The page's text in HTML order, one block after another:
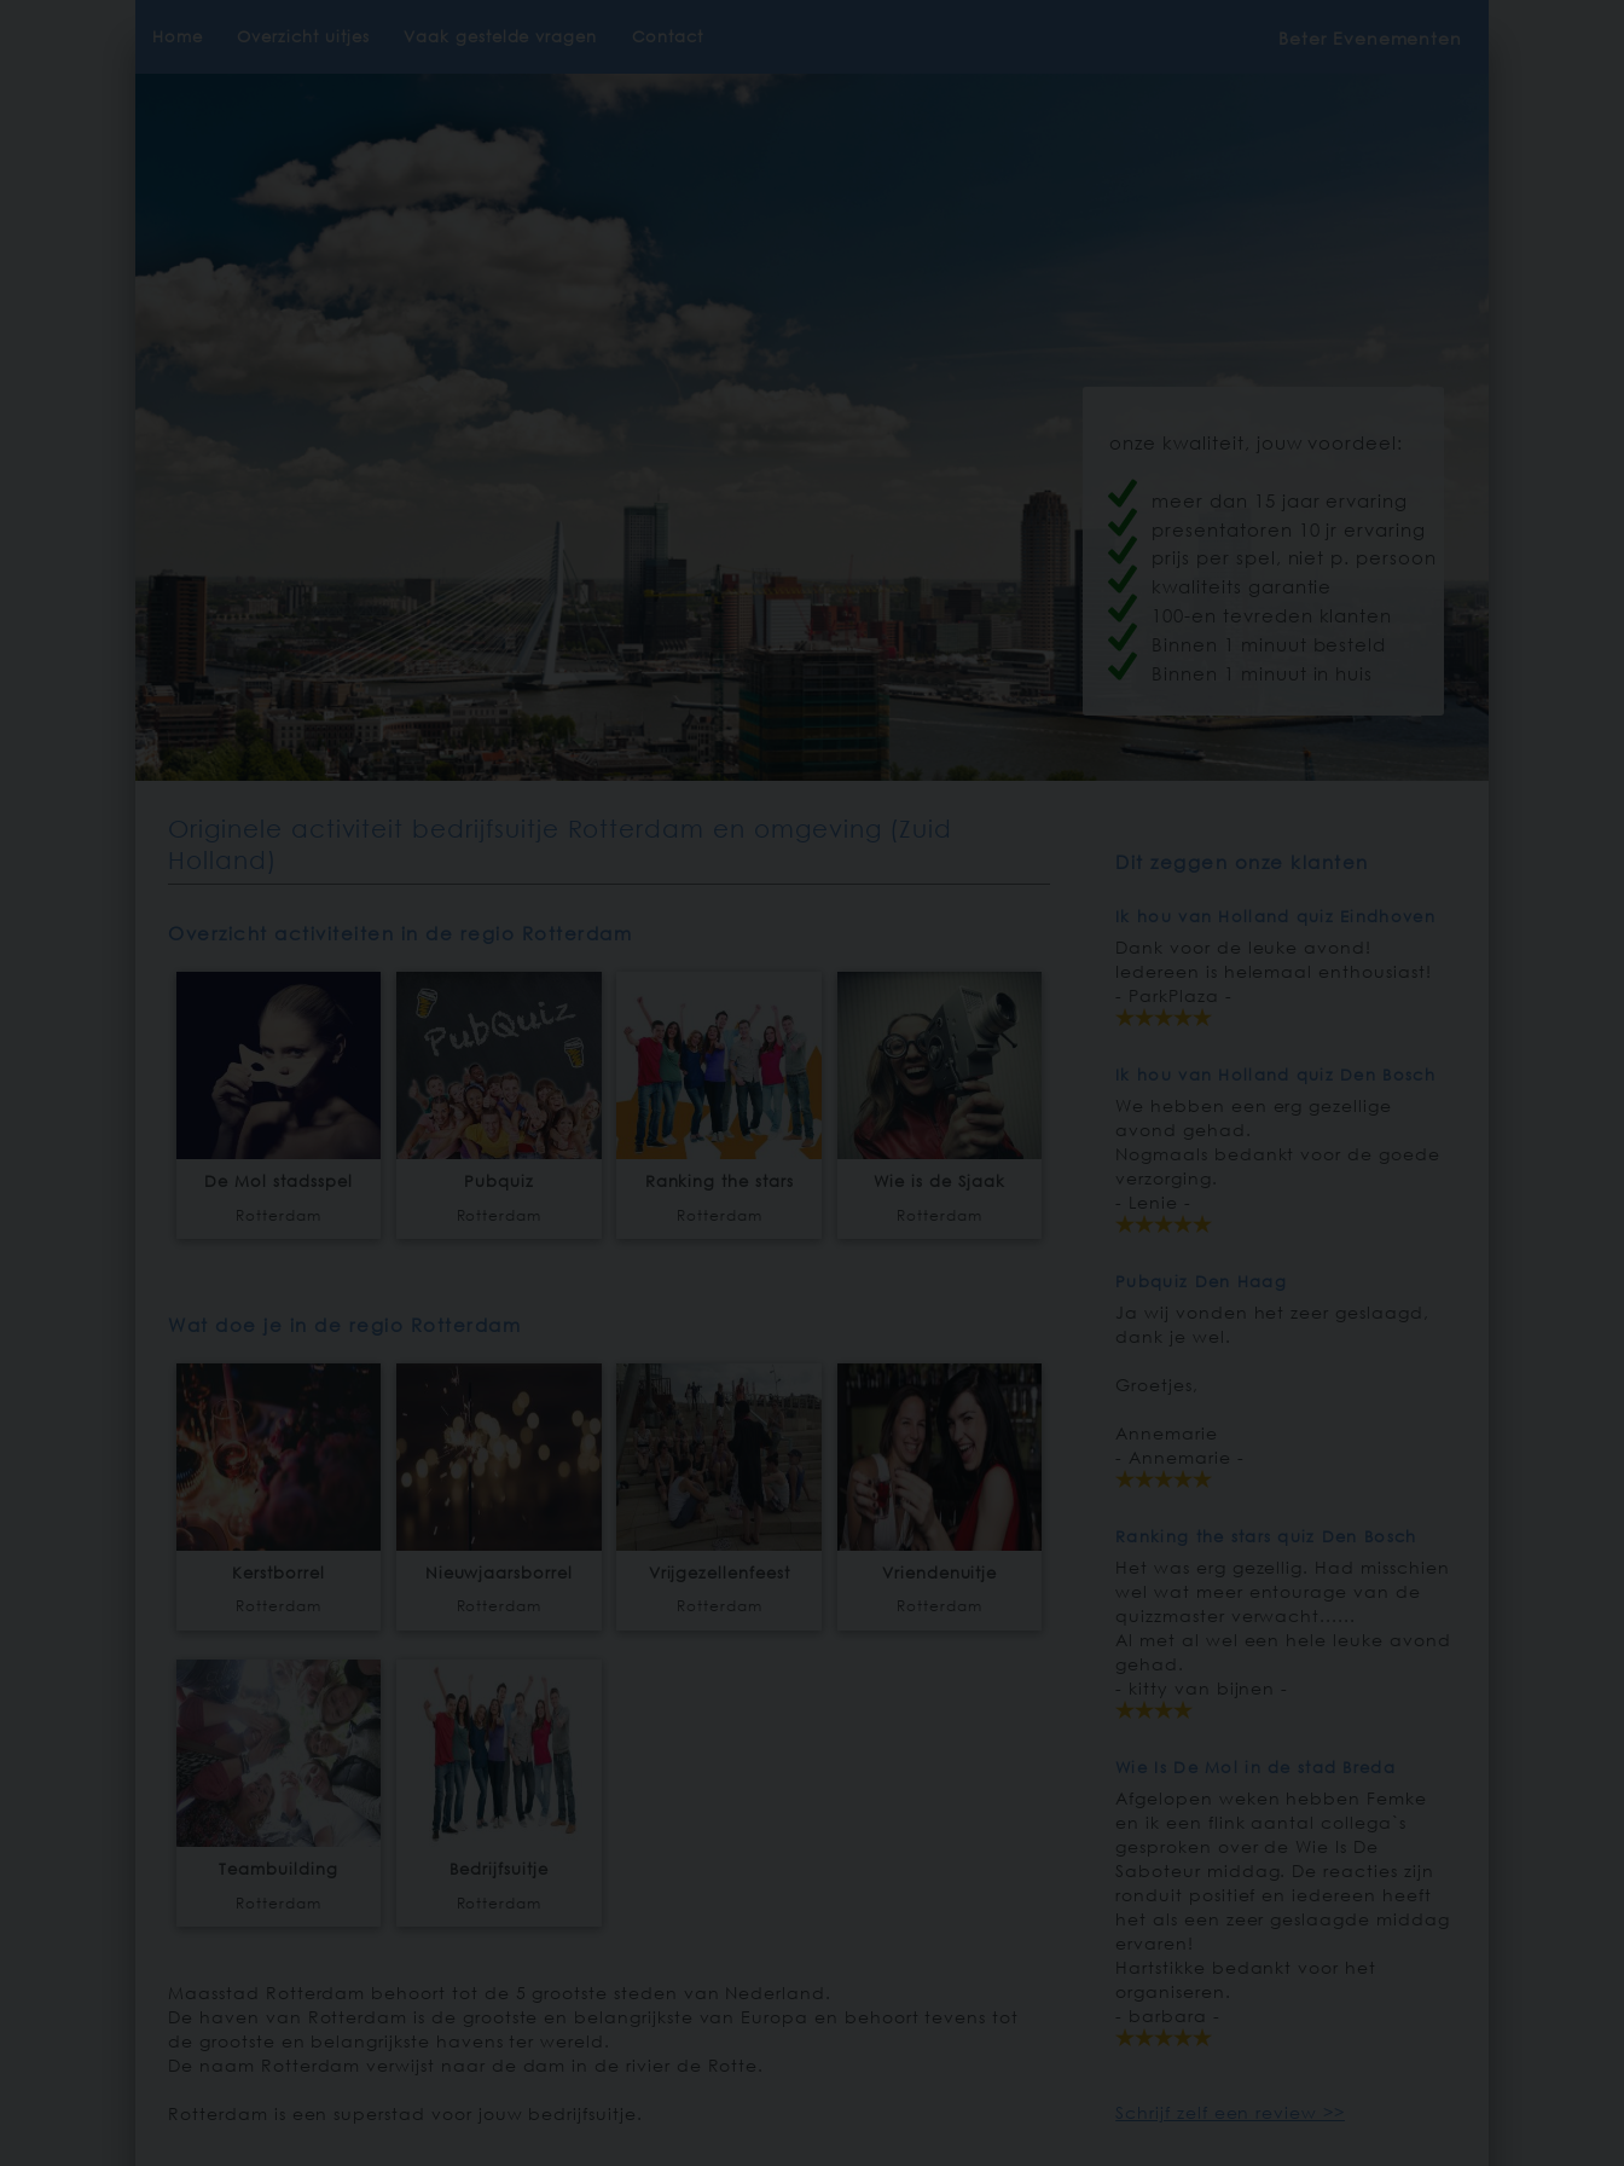
Beter Evenementen
Home Overzicht uitjes Vaak gestelde vragen Contact
onze kwaliteit, jouw voordeel:
meer dan 15 jaar ervaring
presentatoren 10 jr ervaring
prijs per spel, niet p. persoon
kwaliteits garantie
100-en tevreden klanten
Binnen 1 minuut besteld
Binnen 1 minuut in huis
Originele activiteit bedrijfsuitje Rotterdam en omgeving (Zuid
Holland)
Overzicht activiteiten in de regio Rotterdam
De Mol stadsspel
Rotterdam
Pubquiz
Rotterdam
Ranking the stars
Rotterdam
Wie is de Sjaak
Rotterdam
Wat doe je in de regio Rotterdam
Kerstborrel
Rotterdam
Nieuwjaarsborrel
Rotterdam
Vrijgezellenfeest
Rotterdam
Vriendenuitje
Rotterdam
Teambuilding
Rotterdam
Bedrijfsuitje
Rotterdam
Maasstad Rotterdam behoort tot de 5 grootste steden van Nederland.
De haven van Rotterdam is de grootste en belangrijkste van Europa en behoort tevens tot
de grootste en belangrijkste havens ter wereld.
De naam Rotterdam verwijst naar de dam in de rivier de Rotte.
Rotterdam is een superstad voor jouw bedrijfsuitje.
Dit zeggen onze klanten
Ik hou van Holland quiz Eindhoven
Dank voor de leuke avond!
Iedereen is helemaal enthousiast!
- ParkPlaza -
Ik hou van Holland quiz Den Bosch
We hebben een erg gezellige
avond gehad.
Nogmaals bedankt voor de goede
verzorging.
- Lenie -
Pubquiz Den Haag
Ja wij vonden het zeer geslaagd,
dank je wel.
Groetjes,
Annemarie
- Annemarie -
Ranking the stars quiz Den Bosch
Het was erg gezellig. Had misschien
wel wat meer entourage van de
quizzmaster verwacht......
Al met al wel een hele leuke avond
gehad.
- kitty van bijnen -
Wie Is De Mol in de stad Breda
Afgelopen weken hebben Femke
en ik een flink aantal collega`s
gesproken over de Wie Is De
Saboteur middag. De reacties zijn
ronduit positief en iedereen heeft
het als een zeer geslaagde middag
ervaren!
Hartstikke bedankt voor het
organiseren.
- barbara -
Schrijf zelf een review >>